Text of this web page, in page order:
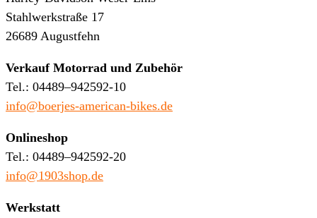
Stahlwerkstraße 17
26689 Augustfehn
Verkauf Motorrad und Zubehör
Tel.: 04489–942592-10
info@boerjes-american-bikes.de
Onlineshop
Tel.: 04489–942592-20
info@1903shop.de
Werkstatt